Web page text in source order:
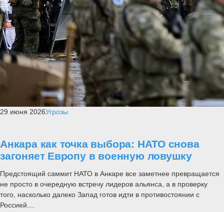
29 июня 2026Угрозы
Анкара как точка выбора: НАТО снова
загоняет Европу в военную ловушку
Предстоящий саммит НАТО в Анкаре все заметнее превращается
не просто в очередную встречу лидеров альянса, а в проверку
того, насколько далеко Запад готов идти в противостоянии с
Россией....